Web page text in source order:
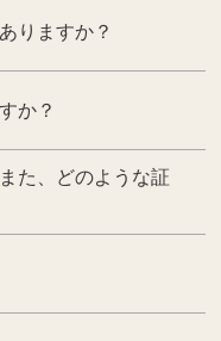
りますか？
か？
た、どのような証